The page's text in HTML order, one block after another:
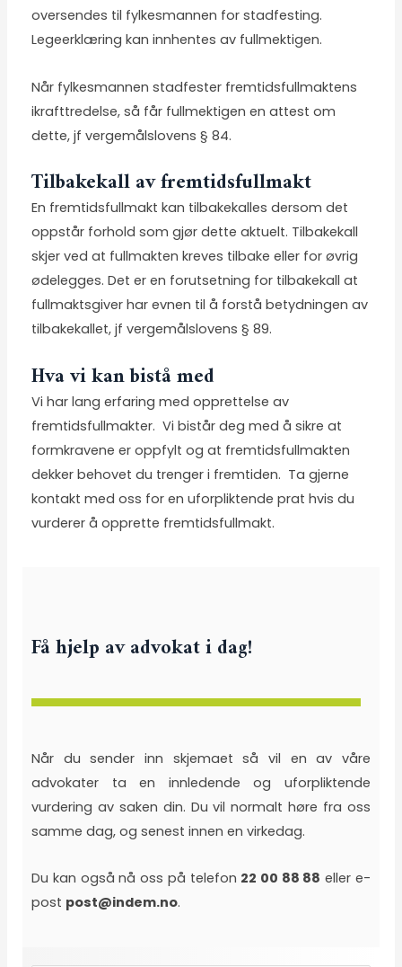
oversendes til fylkesmannen for stadfesting.
Legeerklæring kan innhentes av fullmektigen.
Når fylkesmannen stadfester fremtidsfullmaktens
ikrafttredelse, så får fullmektigen en attest om
dette, jf vergemålslovens § 84.
Tilbakekall av fremtidsfullmakt
En fremtidsfullmakt kan tilbakekalles dersom det
oppstår forhold som gjør dette aktuelt. Tilbakekall
skjer ved at fullmakten kreves tilbake eller for øvrig
ødelegges. Det er en forutsetning for tilbakekall at
fullmaktsgiver har evnen til å forstå betydningen av
tilbakekallet, jf vergemålslovens § 89.
Hva vi kan bistå med
Vi har lang erfaring med opprettelse av
fremtidsfullmakter. Vi bistår deg med å sikre at
formkravene er oppfylt og at fremtidsfullmakten
dekker behovet du trenger i fremtiden. Ta gjerne
kontakt med oss for en uforpliktende prat hvis du
vurderer å opprette fremtidsfullmakt.
Få hjelp av advokat i dag!
Når du sender inn skjemaet så vil en av våre
advokater ta en innledende og uforpliktende
vurdering av saken din. Du vil normalt høre fra oss
samme dag, og senest innen en virkedag.
Du kan også nå oss på telefon 22 00 88 88 eller e-
post post@indem.no.